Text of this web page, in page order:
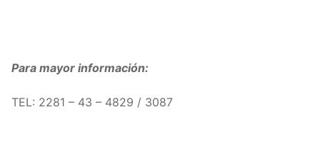
Para mayor información:
TEL: 2281 – 43 – 4829 / 3087